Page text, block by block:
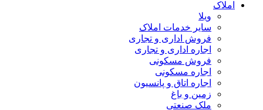
املاک
ویلا
سایر خدمات املاک
فروش اداری و تجاری
اجاره اداری و تجاری
فروش مسکونی
اجاره مسکونی
اجاره اتاق و پانسیون
زمین و باغ
ملک صنعتی